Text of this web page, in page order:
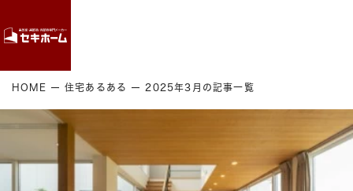
HOME 住宅あるある 2025年3月の記事一覧